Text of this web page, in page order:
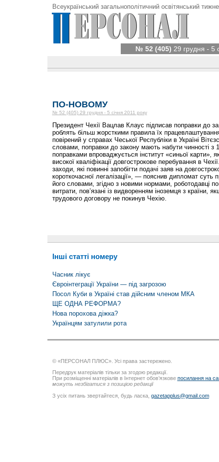
Всеукраїнський загальнополітичний освітянський
№ 52 (405) 29 грудня - 5
ПО-НОВОМУ
№ 52 (405) 29 грудня - 5 січня 2011 року
Президент Чехії Вацлав Клаус підписав поправки до
роблять більш жорсткими правила їх
повірений у справах Чеської Республіки в Україні
словами, поправки до закону мають набути чинності з
поправками впроваджується інститут «синьої карти»,
високої кваліфікації довгострокове перебування в
заходи, які повинні запобігти подачі заяв на
короткочасної легалізації», — пояснив дипломат суть
його словами, згідно з новими нормами, роботодавці
витрати, пов’язані із видворенням іноземця з країни,
трудового договору не покинув Чехію.
Інші статті номеру
Часник лікує
Євроінтеграції України — під загрозою
Посол Куби в Україні став дійсним членом МКА
ЩЕ ОДНА РЕФОРМА?
Нова порохова діжка?
Українцям затулили рота
© «ПЕРСОНАЛ ПЛЮС». Усі права застережено.
Передрук матеріалів тільки за згодою редакції.
При розміщенні матеріалів в Інтернет обов’язкове посилання на
можуть незбігатися з позицією редакції
З усіх питань звертайтеся, будь ласка, gazetapplus@gmail.com